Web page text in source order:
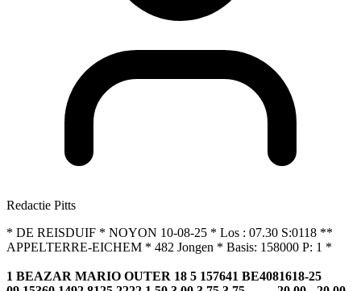
Redactie Pitts
* DE REISDUIF * NOYON 10-08-25 * Los : 07.30 S:0118 **
APPELTERRE-EICHEM * 482 Jongen * Basis: 158000 P: 1 *
1 BEAZAR MARIO OUTER 18 5 157641 BE4081618-25